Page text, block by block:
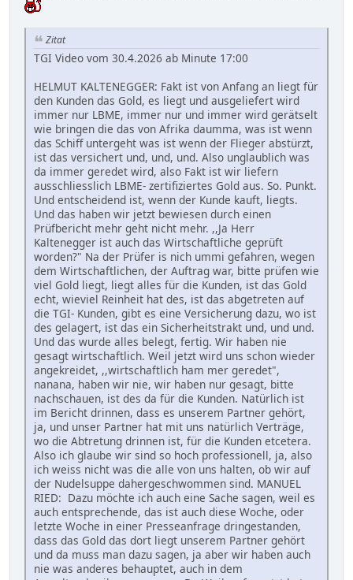
Zitat
TGI Video vom 30.4.2026 ab Minute 17:00
HELMUT KALTENEGGER: Fakt ist von Anfang an liegt für
den Kunden das Gold, es liegt und ausgeliefert wird
immer nur LBME, immer nur und immer wird gerätselt
wie bringen die das von Afrika daumma, was ist wenn
das Schiff untergeht was ist wenn der Flieger abstürzt,
ist das versichert und, und, und. Also unglaublich was
da immer geredet wird, also Fakt ist wir liefern
ausschliesslich LBME- zertifiziertes Gold aus. So. Punkt.
Und entscheidend ist, wenn der Kunde kauft, liegts.
Und das haben wir jetzt bewiesen durch einen
Prüfbericht mehr geht nicht mehr. ,,Ja Herr
Kaltenegger ist auch das Wirtschaftliche geprüft
worden?" Na der Prüfer is nich ummi gefahren, wegen
dem Wirtschaftlichen, der Auftrag war, bitte prüfen wie
viel Gold liegt, liegt alles für die Kunden, ist das Gold
echt, wieviel Reinheit hat des, ist das abgetreten auf
die TGI- Kunden, gibt es eine Versicherung dazu, wo ist
des gelagert, ist das ein Sicherheitstrakt und, und und.
Und das wurde alles belegt, fertig. Wir haben nie
gesagt wirtschaftlich. Weil jetzt wird uns schon wieder
angekreidet, ,,wirtschaftlich ham mer geredet",
nanana, haben wir nie, wir haben nur gesagt, bitte
nachschauen, ist des da für die Kunden. Natürlich ist
im Bericht drinnen, dass es unserem Partner gehört,
ja, und unser Partner hat mit uns natürlich Verträge,
wo die Abtretung drinnen ist, für die Kunden etcetera.
Also ich glaube wir sind so hoch professionell, ja, also
ich weiss nicht was die alle von uns halten, ob wir auf
der Nudelsuppe dahergeschwommen sind. MANUEL
RIED: Dazu möchte ich auch eine Sache sagen, weil es
auch entsprechende, das ist auch diese Woche, oder
letzte Woche in einer Presseanfrage dringestanden,
dass das Gold das dort liegt unserem Partner gehört
und da muss man dazu sagen, ja aber wir haben auch
nie was anderes behauptet, auch in dem